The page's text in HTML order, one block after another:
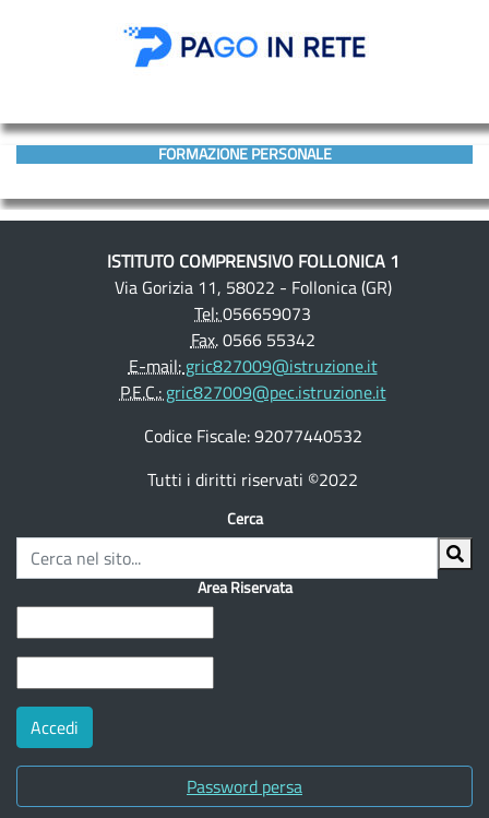
FORMAZIONE PERSONALE
ISTITUTO COMPRENSIVO FOLLONICA 1
Via Gorizia 11, 58022 - Follonica (GR)
Tel:056659073
Fax.0566 55342
E-mail:gric827009@istruzione.it
P.E.C.:gric827009@pec.istruzione.it
Codice Fiscale: 92077440532
Tutti i diritti riservati ©2022
Cerca
Area Riservata
Password persa